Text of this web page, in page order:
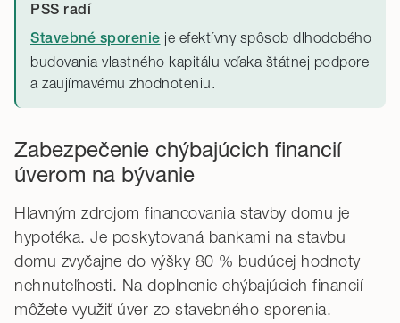
PSS radí
Stavebné sporenie je efektívny spôsob dlhodobého
budovania vlastného kapitálu vďaka štátnej podpore
a zaujímavému zhodnoteniu.
Zabezpečenie chýbajúcich financií
úverom na bývanie
Hlavným zdrojom financovania stavby domu je
hypotéka. Je poskytovaná bankami na stavbu
domu zvyčajne do výšky 80 % budúcej hodnoty
nehnuteľnosti. Na doplnenie chýbajúcich financií
môžete využiť úver zo stavebného sporenia.